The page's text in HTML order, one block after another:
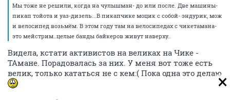
Мы тоже не решили, когда на чулышман- до или после. Две машины-
пикап тойота и уаз-дизель...В пикапчике моцик с собой- эндурик, мож
и велосипед возьмём. В этом году там на велосипедах с чикетамана-
это мейстрим..целые банды байкеров живут наверху..
Видела, кстати активистов на великах на Чике -
ТАмане. Порадовалась за них. У меня вот тоже есть
велик, только кататься не с кем:( Пока одна это делаю